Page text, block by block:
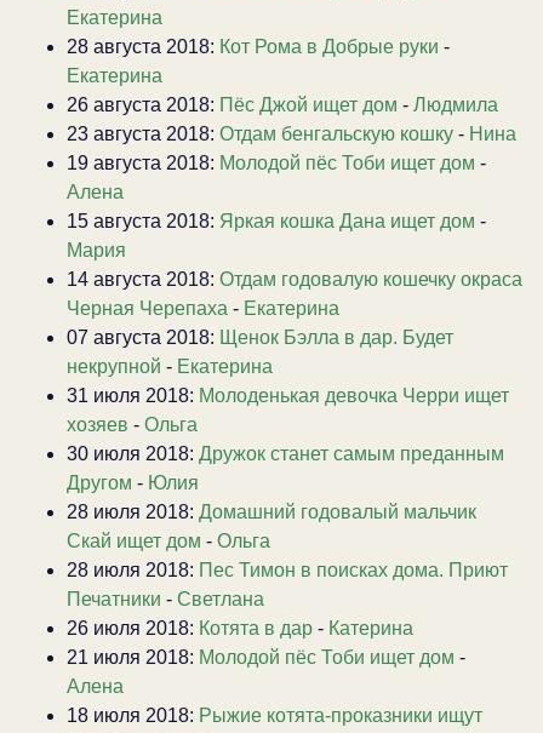
Екатерина
28 августа 2018: Кот Рома в Добрые руки -
Екатерина
26 августа 2018: Пёс Джой ищет дом - Людмила
23 августа 2018: Отдам бенгальскую кошку - Нина
19 августа 2018: Молодой пёс Тоби ищет дом -
Алена
15 августа 2018: Яркая кошка Дана ищет дом -
Мария
14 августа 2018: Отдам годовалую кошечку окраса
Черная Черепаха - Екатерина
07 августа 2018: Щенок Бэлла в дар. Будет
некрупной - Екатерина
31 июля 2018: Молоденькая девочка Черри ищет
хозяев - Ольга
30 июля 2018: Дружок станет самым преданным
Другом - Юлия
28 июля 2018: Домашний годовалый мальчик
Скай ищет дом - Ольга
28 июля 2018: Пес Тимон в поисках дома. Приют
Печатники - Светлана
26 июля 2018: Котята в дар - Катерина
21 июля 2018: Молодой пёс Тоби ищет дом -
Алена
18 июля 2018: Рыжие котята-проказники ищут